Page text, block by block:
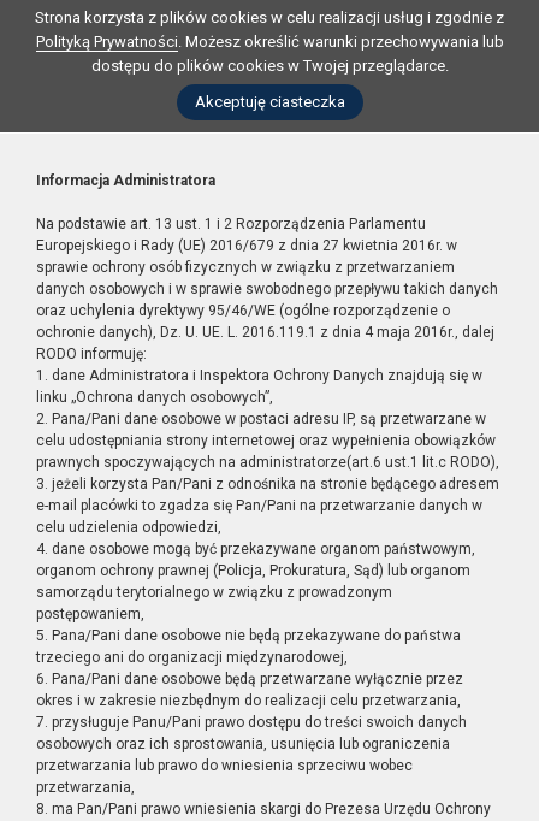
Strona korzysta z plików cookies w celu realizacji usług i zgodnie z
Polityką Prywatności. Możesz określić warunki przechowywania lub
dostępu do plików cookies w Twojej przeglądarce.
Akceptuję ciasteczka
Informacja Administratora
Na podstawie art. 13 ust. 1 i 2 Rozporządzenia Parlamentu
Europejskiego i Rady (UE) 2016/679 z dnia 27 kwietnia 2016r. w
sprawie ochrony osób fizycznych w związku z przetwarzaniem
danych osobowych i w sprawie swobodnego przepływu takich danych
oraz uchylenia dyrektywy 95/46/WE (ogólne rozporządzenie o
ochronie danych), Dz. U. UE. L. 2016.119.1 z dnia 4 maja 2016r., dalej
RODO informuję:
1. dane Administratora i Inspektora Ochrony Danych znajdują się w
linku „Ochrona danych osobowych”,
2. Pana/Pani dane osobowe w postaci adresu IP, są przetwarzane w
celu udostępniania strony internetowej oraz wypełnienia obowiązków
prawnych spoczywających na administratorze(art.6 ust.1 lit.c RODO),
3. jeżeli korzysta Pan/Pani z odnośnika na stronie będącego adresem
e-mail placówki to zgadza się Pan/Pani na przetwarzanie danych w
celu udzielenia odpowiedzi,
4. dane osobowe mogą być przekazywane organom państwowym,
organom ochrony prawnej (Policja, Prokuratura, Sąd) lub organom
samorządu terytorialnego w związku z prowadzonym
postępowaniem,
5. Pana/Pani dane osobowe nie będą przekazywane do państwa
trzeciego ani do organizacji międzynarodowej,
6. Pana/Pani dane osobowe będą przetwarzane wyłącznie przez
okres i w zakresie niezbędnym do realizacji celu przetwarzania,
7. przysługuje Panu/Pani prawo dostępu do treści swoich danych
osobowych oraz ich sprostowania, usunięcia lub ograniczenia
przetwarzania lub prawo do wniesienia sprzeciwu wobec
przetwarzania,
8. ma Pan/Pani prawo wniesienia skargi do Prezesa Urzędu Ochrony